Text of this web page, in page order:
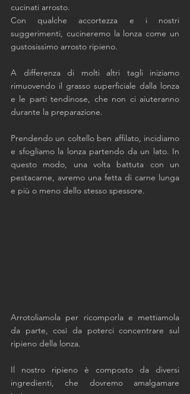
cucinati arrosto.
Con qualche accortezza e i nostri
suggerimenti, cucineremo la lonza come un
gustosissimo arrosto ripieno.
A differenza di molti altri tagli iniziamo
rimuovendo il grasso superficiale dalla lonza
e le parti tendinose, che non ci aiuteranno
durante la preparazione.
Prendendo un coltello ben affilato, incidiamo
e sfogliamo la lonza partendo da un lato. In
questo modo, una volta battuta con un
pestacarne, avremo una fetta di carne lunga
e più o meno dello stesso spessore.
Arrotoliamola per ricomporla e mettiamola
da parte, così da poterci concentrare sul
ripieno della lonza.
Il nostro ripieno è composto da diversi
ingredienti, che dovremo amalgamare